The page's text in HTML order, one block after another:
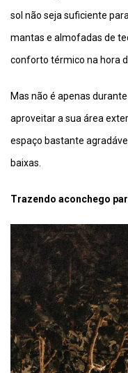
sol não seja suficiente
mantas e almofadas de
conforto térmico na hora
Mas não é apenas
aproveitar a sua área
espaço bastante
baixas.
Trazendo aconchego